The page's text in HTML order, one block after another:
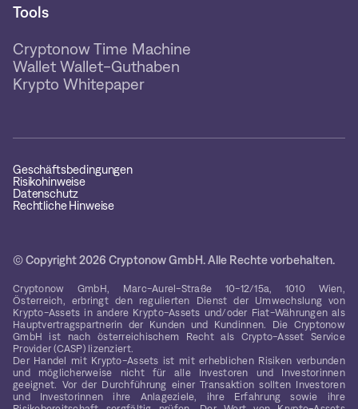
Tools
Cryptonow Time Machine
Wallet Wallet-Guthaben
Krypto Whitepaper
Geschäftsbedingungen
Risikohinweise
Datenschutz
Rechtliche Hinweise
© Copyright 2026 Cryptonow GmbH. Alle Rechte vorbehalten.
Cryptonow GmbH, Marc-Aurel-Straße 10-12/15a, 1010 Wien,
Österreich, erbringt den regulierten Dienst der Umwechslung von
Krypto-Assets in andere Krypto-Assets und/oder Fiat-Währungen als
Hauptvertragspartnerin der Kunden und Kundinnen. Die Cryptonow
GmbH ist nach österreichischem Recht als Crypto-Asset Service
Provider (CASP) lizenziert.
Der Handel mit Krypto-Assets ist mit erheblichen Risiken verbunden
und möglicherweise nicht für alle Investoren und Investorinnen
geeignet. Vor der Durchführung einer Transaktion sollten Investoren
und Investorinnen ihre Anlageziele, ihre Erfahrung sowie ihre